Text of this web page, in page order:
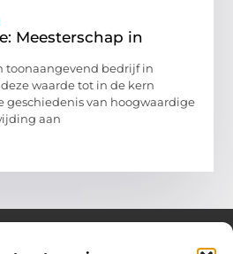
Meesterschap in
toonaangevend bedrijf in
waarde tot in de kern
geschiedenis van hoogwaardige
aan